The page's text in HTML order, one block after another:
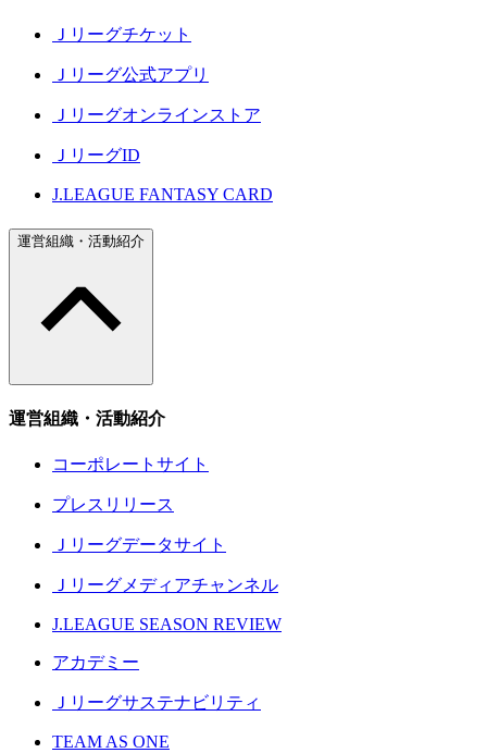
Ｊリーグチケット
Ｊリーグ公式アプリ
Ｊリーグオンラインストア
ＪリーグID
J.LEAGUE FANTASY CARD
運営組織・活動紹介
運営組織・活動紹介
コーポレートサイト
プレスリリース
Ｊリーグデータサイト
Ｊリーグメディアチャンネル
J.LEAGUE SEASON REVIEW
アカデミー
Ｊリーグサステナビリティ
TEAM AS ONE